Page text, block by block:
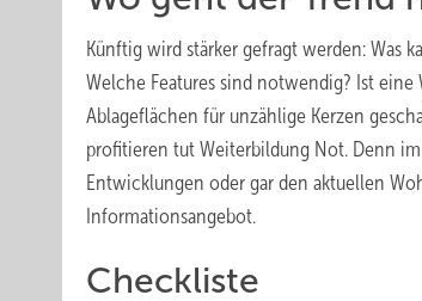
Künftig wird stärker gefragt werden: Was
Welche Features sind notwendig? Ist
Ablageflächen für unzählige Kerzen
profitieren tut Weiterbildung Not. Denn
Entwicklungen oder gar den aktuellen
Informationsangebot.
Checkliste